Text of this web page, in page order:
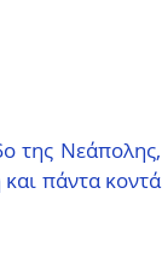
της Νεάπολης,
πάντα κοντά